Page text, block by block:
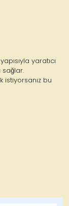
yaratıcı
istiyorsanız bu